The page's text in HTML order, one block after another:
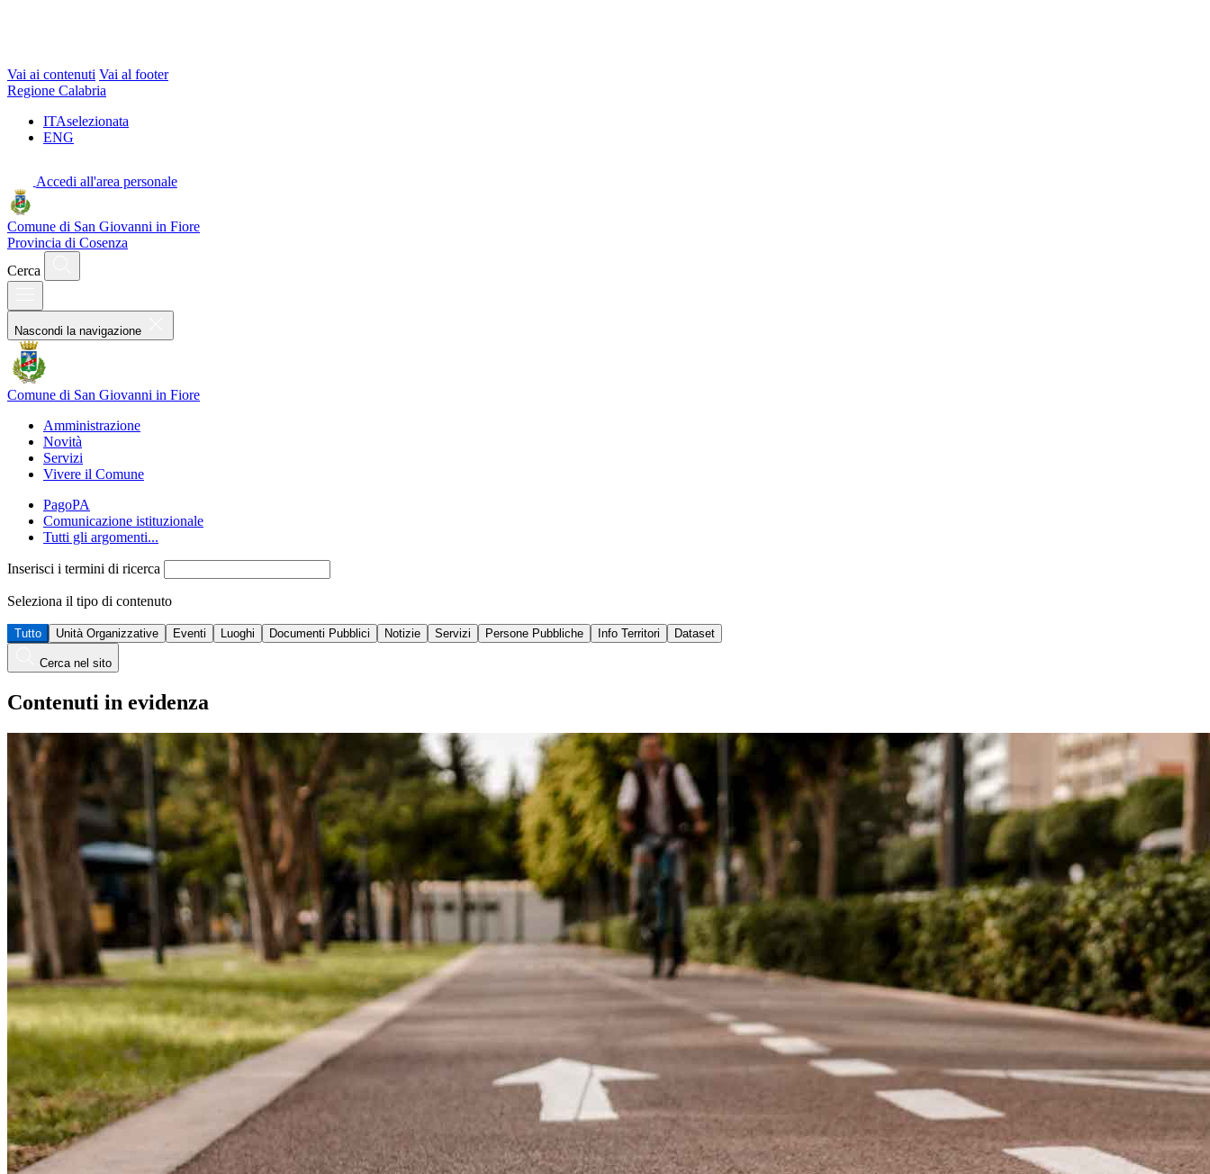
Vai ai contenuti Vai al footer
Regione Calabria
ITAselezionata
ENG
Accedi all'area personale
Comune di San Giovanni in Fiore
Provincia di Cosenza
Cerca
Nascondi la navigazione
Comune di San Giovanni in Fiore
Amministrazione
Novità
Servizi
Vivere il Comune
PagoPA
Comunicazione istituzionale
Tutti gli argomenti...
Inserisci i termini di ricerca
Seleziona il tipo di contenuto
Tutto Unità Organizzative Eventi Luoghi Documenti Pubblici Notizie Servizi Persone Pubbliche Info Territori Dataset
Cerca nel sito
Contenuti in evidenza